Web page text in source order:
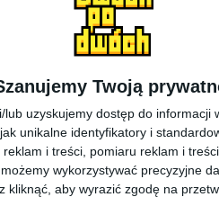
Twoją
lub uzyskujemy dostęp do informacji
unikalne identyfikatory i
i treści, pomiaru reklam i
wykorzystywać precyzyjne
kliknąć, aby wyrazić zgodę na